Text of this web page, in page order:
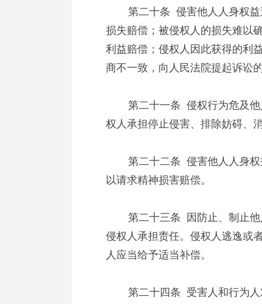
第二十条 侵害他人人身权益
损失赔偿；被侵权人的损失难以
利益赔偿；侵权人因此获得的利
商不一致，向人民法院提起诉讼
第二十一条 侵权行为危及他
权人承担停止侵害、排除妨碍、
第二十二条 侵害他人人身权
以请求精神损害赔偿。
第二十三条 因防止、制止他
侵权人承担责任。侵权人逃逸或
人应当给予适当补偿。
第二十四条 受害人和行为人